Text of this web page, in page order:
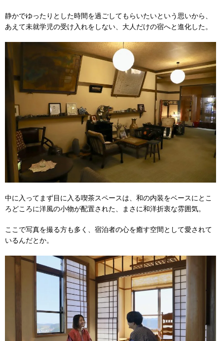
静かでゆったりとした時間を過ごしてもらいたいという思いから、
あえて未就学児の受け入れをしない、大人だけの宿へと進化した。
中に入ってまず目に入る喫茶スペースは、和の内装をベースにとこ
ろどころに洋風の小物が配置された、まさに和洋折衷な雰囲気。
ここで写真を撮る方も多く、宿泊者の心を癒す空間として愛されて
いるんだとか。